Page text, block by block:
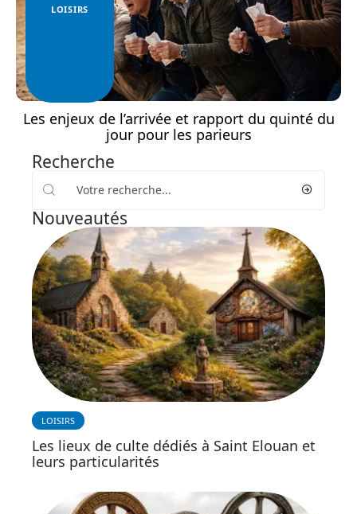
LOISIRS
Les enjeux de l’arrivée et rapport du quinté du
jour pour les parieurs
Recherche
Nouveautés
LOISIRS
Les lieux de culte dédiés à Saint Elouan et
leurs particularités